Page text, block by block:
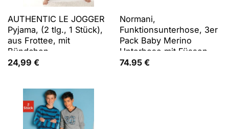
AUTHENTIC LE JOGGER
Pyjama, (2 tlg., 1 Stück),
aus Frottee, mit
Bündchen
24,99 €
Normani,
Funktionsunterhose, 3er
Pack Baby Merino
Unterhose mit Füssen -
9543 (56), Blau, Grün,
74.95 €